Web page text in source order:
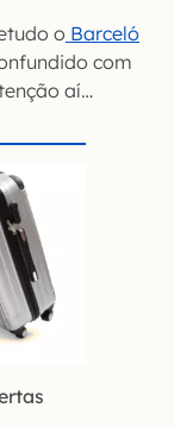
o Barceló
com
aí…